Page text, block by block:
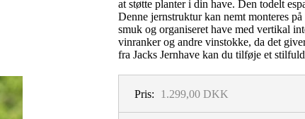
at støtte planter i din have. Den todelt
Denne jernstruktur kan nemt monteres
smuk og organiseret have med vertikal
vinranker og andre vinstokke, da det
fraJacks Jernhave kan du tilføje et
Pris: 1.299,00 DKK